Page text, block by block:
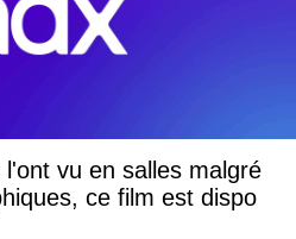
vu en salles malgré
ce film est dispo